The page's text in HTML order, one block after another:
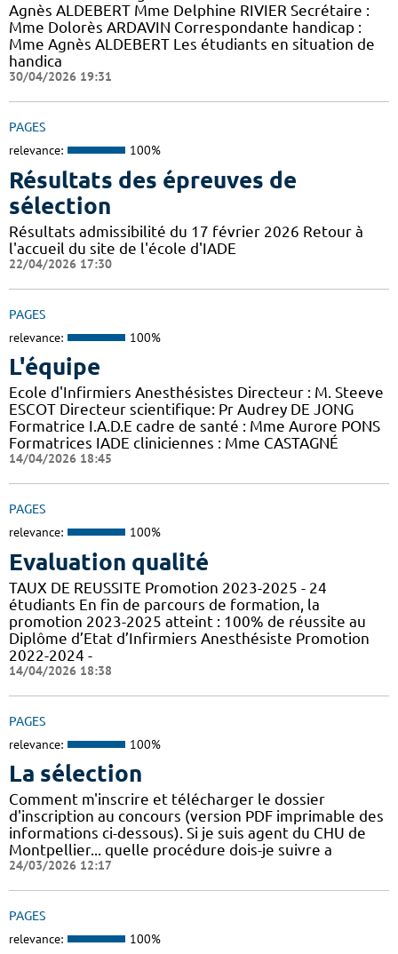
Agnès ALDEBERT Mme Delphine RIVIER Secrétaire :
Mme Dolorès ARDAVIN Correspondante handicap :
Mme Agnès ALDEBERT Les étudiants en situation de
handica
30/04/2026 19:31
PAGES
relevance: 100%
Résultats des épreuves de
sélection
Résultats admissibilité du 17 février 2026 Retour à
l'accueil du site de l'école d'IADE
22/04/2026 17:30
PAGES
relevance: 100%
L'équipe
Ecole d'Infirmiers Anesthésistes Directeur : M. Steeve
ESCOT Directeur scientifique: Pr Audrey DE JONG
Formatrice I.A.D.E cadre de santé : Mme Aurore PONS
Formatrices IADE cliniciennes : Mme CASTAGNÉ
14/04/2026 18:45
PAGES
relevance: 100%
Evaluation qualité
TAUX DE REUSSITE Promotion 2023-2025 - 24
étudiants En fin de parcours de formation, la
promotion 2023-2025 atteint : 100% de réussite au
Diplôme d’Etat d’Infirmiers Anesthésiste Promotion
2022-2024 -
14/04/2026 18:38
PAGES
relevance: 100%
La sélection
Comment m'inscrire et télécharger le dossier
d'inscription au concours (version PDF imprimable des
informations ci-dessous). Si je suis agent du CHU de
Montpellier... quelle procédure dois-je suivre a
24/03/2026 12:17
PAGES
relevance: 100%